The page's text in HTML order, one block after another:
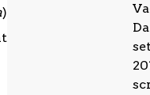
)
Da